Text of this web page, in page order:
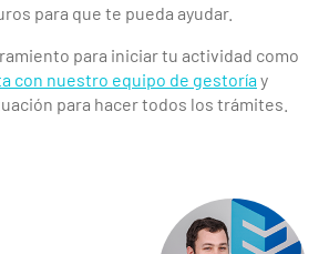
para que te pueda ayudar.
para iniciar tu actividad como
con nuestro equipo de gestoríay
para hacer todos los trámites.